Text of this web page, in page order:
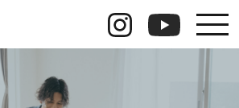
福家のこだわり